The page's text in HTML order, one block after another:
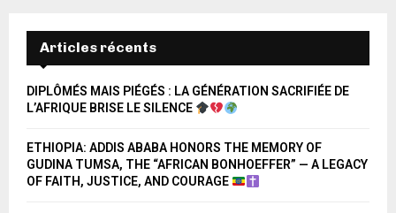
Articles récents
DIPLÔMÉS MAIS PIÉGÉS : LA GÉNÉRATION SACRIFIÉE DE
L’AFRIQUE BRISE LE SILENCE
ETHIOPIA: ADDIS ABABA HONORS THE MEMORY OF
GUDINA TUMSA, THE “AFRICAN BONHOEFFER” — A LEGACY
OF FAITH, JUSTICE, AND COURAGE